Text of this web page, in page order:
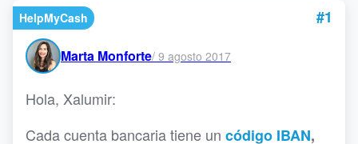
HelpMyCash #1
Marta Monforte/ 9 agosto 2017
Hola, Xalumir:
Cada cuenta bancaria tiene un código IBAN,